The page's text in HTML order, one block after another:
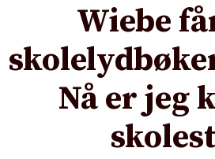
Wiebe
Nå er jeg